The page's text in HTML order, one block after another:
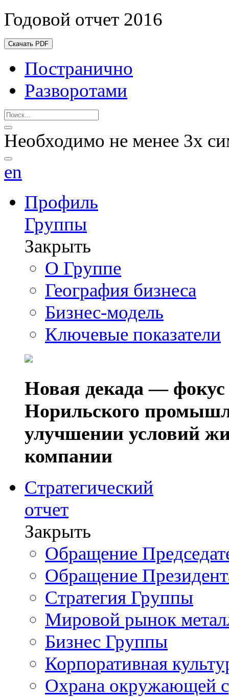
Годовой отчет 2016
Скачать PDF
Постранично
Разворотами
Необходимо не менее 3х
en
Профиль
Группы
Закрыть
О Группе
География бизнеса
Бизнес-модель
Ключевые показатели
Новая декада — фокус
Норильского
улучшении условий
компании
Стратегический
отчет
Закрыть
Обращение
Обращение
Стратегия Группы
Мировой рынок
Бизнес Группы
Корпоративная
Охрана окружающей